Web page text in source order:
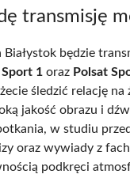
transmisję
Białystok będzie
Sport 1 oraz Polsat
śledzić relację na
jakość obrazu i
w studiu
oraz wywiady z
podkręci